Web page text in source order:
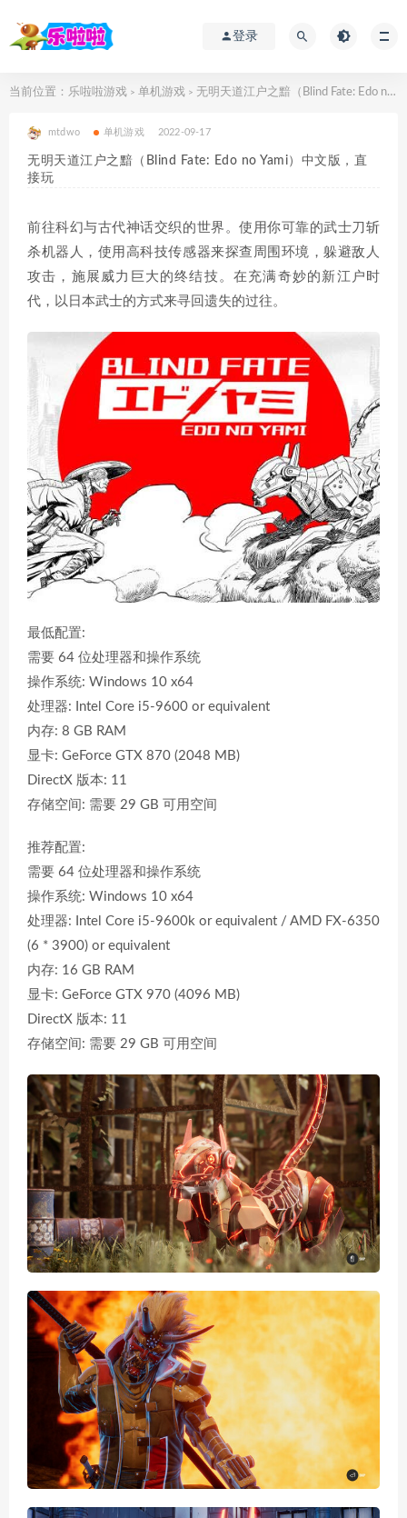
登录
当前位置： 乐啦啦游戏 > 单机游戏 > 无明天道江户之黯（Blind Fate: Edo no Yami）中文版，直接玩
mtdwo 单机游戏 2022-09-17
无明天道江户之黯（Blind Fate: Edo no Yami）中文版，直
接玩
前往科幻与古代神话交织的世界。使用你可靠的武士刀斩
杀机器人，使用高科技传感器来探查周围环境，躲避敌人
攻击，施展威力巨大的终结技。在充满奇妙的新江户时
代，以日本武士的方式来寻回遗失的过往。
最低配置:
需要 64 位处理器和操作系统
操作系统: Windows 10 x64
处理器: Intel Core i5-9600 or equivalent
内存: 8 GB RAM
显卡: GeForce GTX 870 (2048 MB)
DirectX 版本: 11
存储空间: 需要 29 GB 可用空间
推荐配置:
需要 64 位处理器和操作系统
操作系统: Windows 10 x64
处理器: Intel Core i5-9600k or equivalent / AMD FX-6350
(6 * 3900) or equivalent
内存: 16 GB RAM
显卡: GeForce GTX 970 (4096 MB)
DirectX 版本: 11
存储空间: 需要 29 GB 可用空间